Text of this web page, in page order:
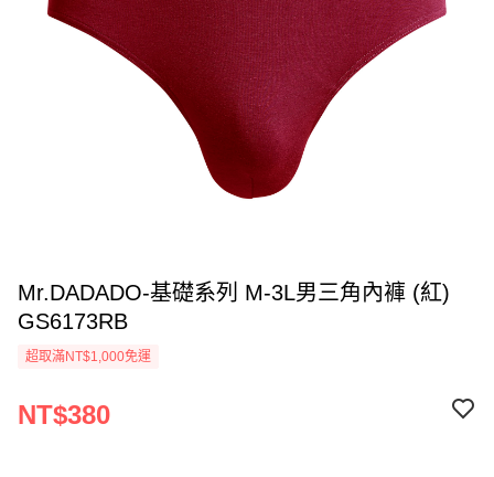
Mr.DADADO-基礎系列 M-3L男三角內褲 (紅)
GS6173RB
超取滿NT$1,000免運
NT$380